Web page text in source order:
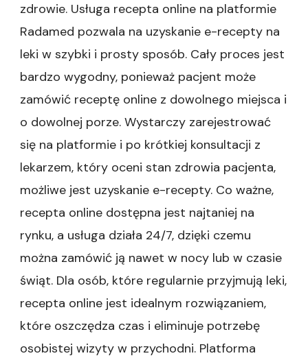
zdrowie. Usługa recepta online na platformie
Radamed pozwala na uzyskanie e-recepty na
leki w szybki i prosty sposób. Cały proces jest
bardzo wygodny, ponieważ pacjent może
zamówić receptę online z dowolnego miejsca i
o dowolnej porze. Wystarczy zarejestrować
się na platformie i po krótkiej konsultacji z
lekarzem, który oceni stan zdrowia pacjenta,
możliwe jest uzyskanie e-recepty. Co ważne,
recepta online dostępna jest najtaniej na
rynku, a usługa działa 24/7, dzięki czemu
można zamówić ją nawet w nocy lub w czasie
świąt. Dla osób, które regularnie przyjmują leki,
recepta online jest idealnym rozwiązaniem,
które oszczędza czas i eliminuje potrzebę
osobistej wizyty w przychodni. Platforma